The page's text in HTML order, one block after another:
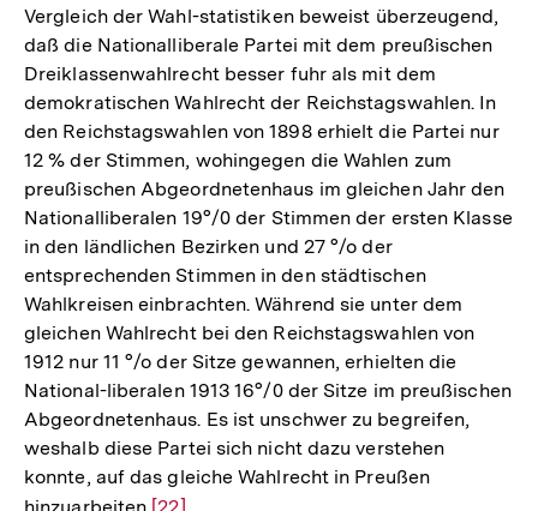
Vergleich der Wahl-statistiken beweist überzeugend,
daß die Nationalliberale Partei mit dem preußischen
Dreiklassenwahlrecht besser fuhr als mit dem
demokratischen Wahlrecht der Reichstagswahlen. In
den Reichstagswahlen von 1898 erhielt die Partei nur
12 % der Stimmen, wohingegen die Wahlen zum
preußischen Abgeordnetenhaus im gleichen Jahr den
Nationalliberalen 19°/0 der Stimmen der ersten Klasse
in den ländlichen Bezirken und 27 °/o der
entsprechenden Stimmen in den städtischen
Wahlkreisen einbrachten. Während sie unter dem
gleichen Wahlrecht bei den Reichstagswahlen von
1912 nur 11 °/o der Sitze gewannen, erhielten die
National-liberalen 1913 16°/0 der Sitze im preußischen
Abgeordnetenhaus. Es ist unschwer zu begreifen,
weshalb diese Partei sich nicht dazu verstehen
konnte, auf das gleiche Wahlrecht in Preußen
hinzuarbeiten Zur
[22]